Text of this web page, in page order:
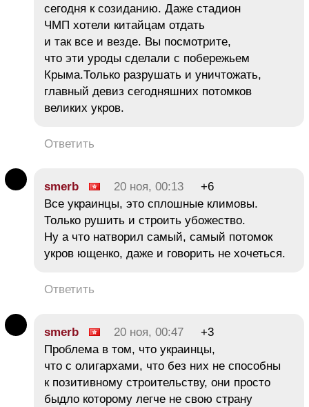
сегодня к созиданию. Даже стадион
ЧМП хотели китайцам отдать
и так все и везде. Вы посмотрите,
что эти уроды сделали с побережьем
Крыма.Только разрушать и уничтожать,
главный девиз сегодняшних потомков
великих укров.
Ответить
smerb 20 ноя, 00:13
+6
Все украинцы, это сплошные климовы.
Только рушить и строить убожество.
Ну а что натворил самый, самый потомок
укров ющенко, даже и говорить не хочеться.
Ответить
smerb 20 ноя, 00:47
+3
Проблема в том, что украинцы,
что с олигархами, что без них не способны
к позитивному строительству, они просто
быдло которому легче не свою страну